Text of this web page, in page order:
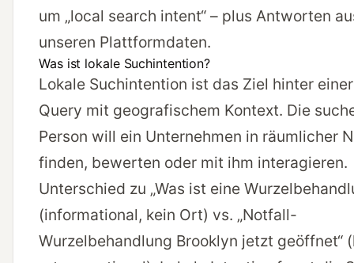
um „local search intent“ – plus Antworten
unseren Plattformdaten.
Was ist lokale Suchintention?
Lokale Suchintention ist das Ziel hinter einer
Query mit geografischem Kontext. Die
Person will ein Unternehmen in räumlicher
finden, bewerten oder mit ihm interagieren.
Unterschied zu „Was ist eine
(informational, kein Ort) vs. „Notfall-
Wurzelbehandlung Brooklyn jetzt geöffnet“